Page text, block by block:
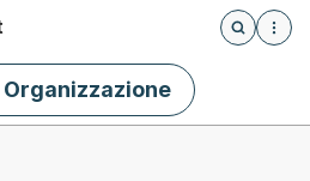
Öffnet
Organizzazione